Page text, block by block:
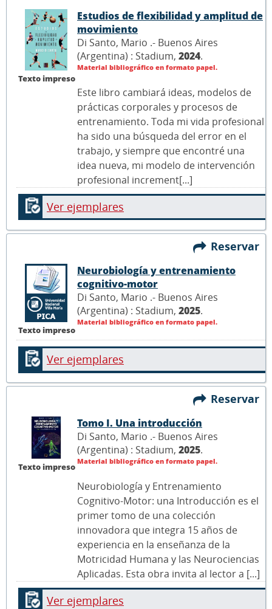
Texto impreso
Estudios de flexibilidad y amplitud de
movimiento
Di Santo, Mario .- Buenos Aires
(Argentina) : Stadium, 2024.
Material bibliográfico en formato papel.
Este libro cambiará ideas, modelos de
prácticas corporales y procesos de
entrenamiento. Toda mi vida profesional
ha sido una búsqueda del error en el
trabajo, y siempre que encontré una
idea nueva, mi modelo de intervención
profesional increment[...]
Ver ejemplares
Reservar
Texto impreso
Neurobiología y entrenamiento
cognitivo-motor
Di Santo, Mario .- Buenos Aires
(Argentina) : Stadium, 2025.
Material bibliográfico en formato papel.
Ver ejemplares
Reservar
Texto impreso
Tomo I. Una introducción
Di Santo, Mario .- Buenos Aires
(Argentina) : Stadium, 2025.
Material bibliográfico en formato papel.
Neurobiología y Entrenamiento
Cognitivo-Motor: una Introducción es el
primer tomo de una colección
innovadora que integra 15 años de
experiencia en la enseñanza de la
Motricidad Humana y las Neurociencias
Aplicadas. Esta obra invita al lector a [...]
Ver ejemplares